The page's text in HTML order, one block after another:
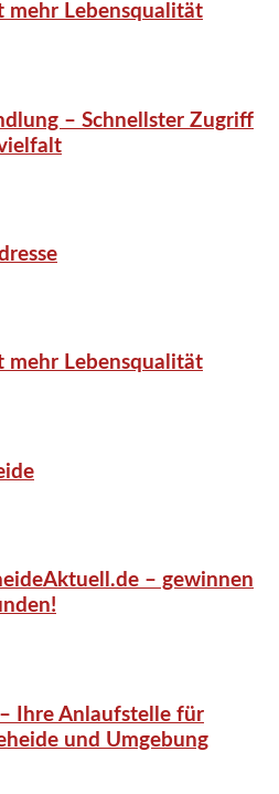
mehr Lebensqualität
– Schnellster Zugriff
mehr Lebensqualität
– gewinnen
Ihre Anlaufstelle für
und Umgebung